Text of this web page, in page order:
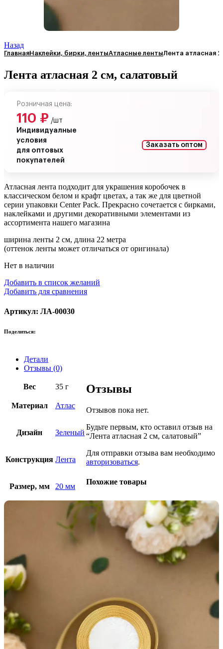
Назад
ГлавнаяНаклейки, бирки, лентыАтласные лентыЛента атласная
Лента атласная 2 см, салатовый
Розничная цена:
110 ₽ /шт
Индивидуалные
условия
для оптовых
покупателей
Заказать оптом
Атласная лента подходит для украшения коробочек в
классическом белом и крафт цветах, а так же для цветной
серии упаковки Center Pack. Прекрасно сочетается с бирками,
наклейками и другими декоративными элементами из
ассортимента нашего магазина
ширина ленты 2 см, длина 22 метра
(оттенок ленты может отличаться от оригинала)
Нет в наличии
Добавить в список желаний
Добавить для сравнения
Артикул: ЛА-00030
Поделиться:
Детали
Отзывы (0)
Вес 35 г
Материал Атлас
Дизайн Зеленый
Конструкция Лента
Размер, мм 20 мм
Отзывы
Отзывов пока нет.
Будьте первым, кто оставил отзыв на
“Лента атласная 2 см, салатовый”
Для отправки отзыва вам необходимо
авторизоваться.
Похожие товары